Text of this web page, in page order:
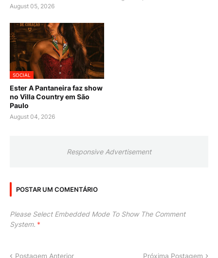
August 05, 2026
SOCIAL
Ester A Pantaneira faz show
no Villa Country em São
Paulo
August 04, 2026
Responsive Advertisement
POSTAR UM COMENTÁRIO
Please Select Embedded Mode To Show The Comment
System. *
Postagem Anterior Próxima Postagem